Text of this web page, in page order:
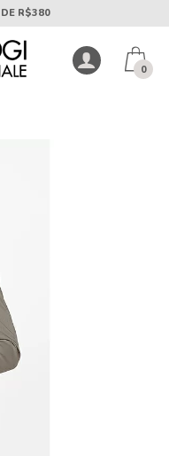
DE R$50
0